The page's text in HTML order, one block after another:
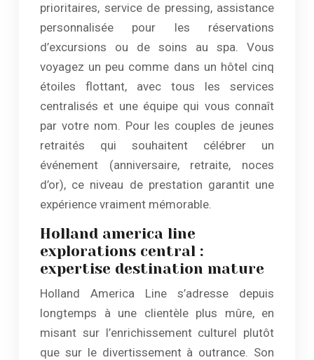
prioritaires, service de pressing, assistance
personnalisée pour les réservations
d’excursions ou de soins au spa. Vous
voyagez un peu comme dans un hôtel cinq
étoiles flottant, avec tous les services
centralisés et une équipe qui vous connaît
par votre nom. Pour les couples de jeunes
retraités qui souhaitent célébrer un
événement (anniversaire, retraite, noces
d’or), ce niveau de prestation garantit une
expérience vraiment mémorable.
Holland america line
explorations central :
expertise destination mature
Holland America Line s’adresse depuis
longtemps à une clientèle plus mûre, en
misant sur l’enrichissement culturel plutôt
que sur le divertissement à outrance. Son